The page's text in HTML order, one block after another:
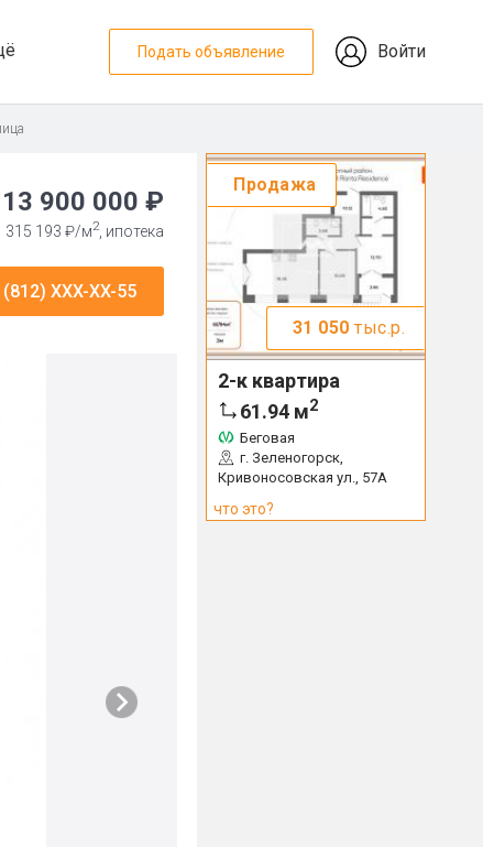
Подать объявление Войти
13 900 000 ₽
315 193 ₽/м2, ипотека
XXX-XX-55
Продажа
31 050 тыс.р.
2-к квартира
61.94 м2
Беговая
г. Зеленогорск,
Кривоносовская ул., 57А
что это?